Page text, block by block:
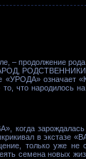
– продолжение
НАРОД,
«УРОДА» означает
что народилось
когда зарождалась
в экстазе
только уже не
семена новых